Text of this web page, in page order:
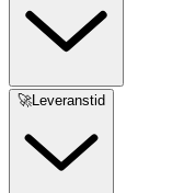
🚀Leveranstid